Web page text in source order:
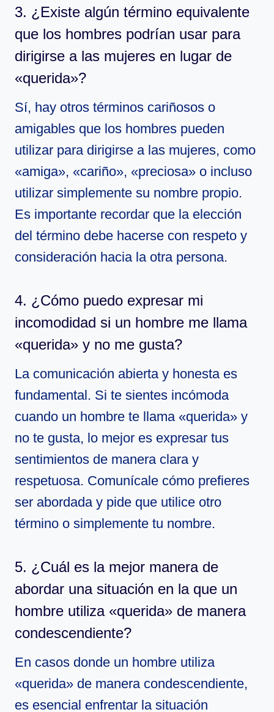
3. ¿Existe algún término equivalente
que los hombres podrían usar para
dirigirse a las mujeres en lugar de
«querida»?
Sí, hay otros términos cariñosos o
amigables que los hombres pueden
utilizar para dirigirse a las mujeres, como
«amiga», «cariño», «preciosa» o incluso
utilizar simplemente su nombre propio.
Es importante recordar que la elección
del término debe hacerse con respeto y
consideración hacia la otra persona.
4. ¿Cómo puedo expresar mi
incomodidad si un hombre me llama
«querida» y no me gusta?
La comunicación abierta y honesta es
fundamental. Si te sientes incómoda
cuando un hombre te llama «querida» y
no te gusta, lo mejor es expresar tus
sentimientos de manera clara y
respetuosa. Comunícale cómo prefieres
ser abordada y pide que utilice otro
término o simplemente tu nombre.
5. ¿Cuál es la mejor manera de
abordar una situación en la que un
hombre utiliza «querida» de manera
condescendiente?
En casos donde un hombre utiliza
«querida» de manera condescendiente,
es esencial enfrentar la situación